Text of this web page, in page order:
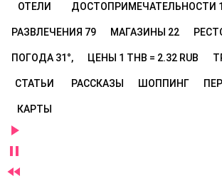
ОТЕЛИ ДОСТОПРИМЕЧАТЕЛЬНОСТИ
РАЗВЛЕЧЕНИЯ 79 МАГАЗИНЫ 22
ПОГОДА 31°, ЦЕНЫ 1 THB = 2.32 RUB
СТАТЬИ РАССКАЗЫ ШОППИНГ
КАРТЫ


